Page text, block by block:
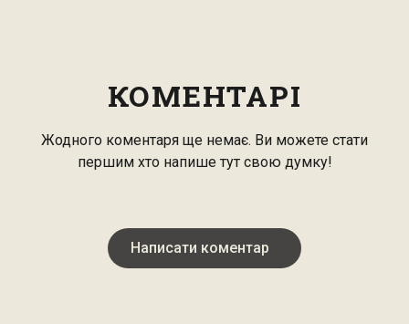
КОМЕНТАРІ
Жодного коментаря ще немає. Ви можете стати
першим хто напише тут свою думку!
Написати коментар